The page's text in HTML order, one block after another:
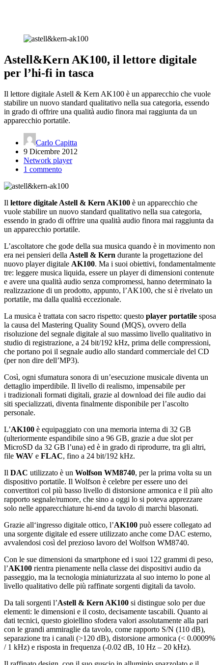
Astell&Kern AK100, il lettore digitale
per l’hi-fi in tasca
Il lettore digitale Astell & Kern AK100 è un apparecchio che vuole
stabilire un nuovo standard qualitativo nella sua categoria, essendo
in grado di offrire una qualità audio finora mai raggiunta da un
apparecchio portatile.
Carlo Capitta
9 Dicembre 2012
Network player
1 commento
Il lettore digitale Astell & Kern AK100 è un apparecchio che
vuole stabilire un nuovo standard qualitativo nella sua categoria,
essendo in grado di offrire una qualità audio finora mai raggiunta da
un apparecchio portatile.
L’ascoltatore che gode della sua musica quando è in movimento non
era nei pensieri della Astell & Kern durante la progettazione del
nuovo player digitale AK100. Ma i suoi obiettivi, fondamentalmente
tre: leggere musica liquida, essere un player di dimensioni contenute
e avere una qualità audio senza compromessi, hanno determinato la
realizzazione di un prodotto, appunto, l’AK100, che si è rivelato un
portatile, ma dalla qualità eccezionale.
La musica è trattata con sacro rispetto: questo player portatile sposa
la causa del Mastering Quality Sound (MQS), ovvero della
risoluzione del segnale digitale al suo massimo livello qualitativo in
studio di registrazione, a 24 bit/192 kHz, prima delle compressioni,
che portano poi il segnale audio allo standard commerciale del CD
(per non dire dell’MP3).
Così, ogni sfumatura sonora di un’esecuzione musicale diventa un
dettaglio imperdibile. Il livello di realismo, impensabile per
i tradizionali formati digitali, grazie al download dei file audio dai
siti specializzati, diventa finalmente disponibile per l’ascolto
personale.
L’AK100 è equipaggiato con una memoria interna di 32 GB
(ulteriormente espandibile sino a 96 GB, grazie a due slot per
MicroSD da 32 GB l’una) ed è in grado di riprodurre, tra gli altri,
file WAV e FLAC, fino a 24 bit/192 kHz.
Il DAC utilizzato è un Wolfson WM8740, per la prima volta su un
dispositivo portatile. Il Wolfson è celebre per essere uno dei
convertitori col più basso livello di distorsione armonica e il più alto
rapporto segnale/rumore, che sino a oggi lo si poteva apprezzare
solo nelle apparecchiature hi-end da tavolo di marchi blasonati.
Grazie all‘ingresso digitale ottico, l’AK100 può essere collegato ad
una sorgente digitale ed essere utilizzato anche come DAC esterno,
avvalendosi così del prezioso lavoro del Wolfson WM8740.
Con le sue dimensioni da smartphone ed i suoi 122 grammi di peso,
l’AK100 rientra pienamente nella classe dei dispositivi audio da
passeggio, ma la tecnologia miniaturizzata al suo interno lo pone al
livello qualitativo delle più raffinate sorgenti digitali da tavolo.
Da tali sorgenti l’Astell & Kern AK100 si distingue solo per due
elementi: le dimensioni e il costo, decisamente tascabili. Quanto ai
dati tecnici, questo gioiellino sfodera valori assolutamente alla pari
con le grandi ammiraglie da tavolo, come rapporto S/N (110 dB),
separazione tra i canali (>120 dB), distorsione armonica (< 0.0009%
/ 1 kHz) e risposta in frequenza (-0.02 dB, 10 Hz – 20 kHz).